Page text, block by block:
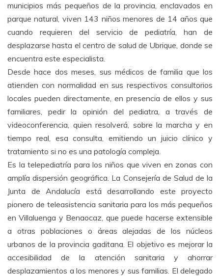
municipios más pequeños de la provincia, enclavados en
parque natural, viven 143 niños menores de 14 años que
cuando requieren del servicio de pediatría, han de
desplazarse hasta el centro de salud de Ubrique, donde se
encuentra este especialista.
Desde hace dos meses, sus médicos de familia que los
atienden con normalidad en sus respectivos consultorios
locales pueden directamente, en presencia de ellos y sus
familiares, pedir la opinión del pediatra, a través de
videoconferencia, quien resolverá, sobre la marcha y en
tiempo real, esa consulta, emitiendo un juicio clínico y
tratamiento si no es una patología compleja.
Es la telepediatría para los niños que viven en zonas con
amplía dispersión geográfica. La Consejería de Salud de la
Junta de Andalucía está desarrollando este proyecto
pionero de teleasistencia sanitaria para los más pequeños
en Villaluenga y Benaocaz, que puede hacerse extensible
a otras poblaciones o áreas alejadas de los núcleos
urbanos de la provincia gaditana. El objetivo es mejorar la
accesibilidad de la atención sanitaria y ahorrar
desplazamientos a los menores y sus familias. El delegado